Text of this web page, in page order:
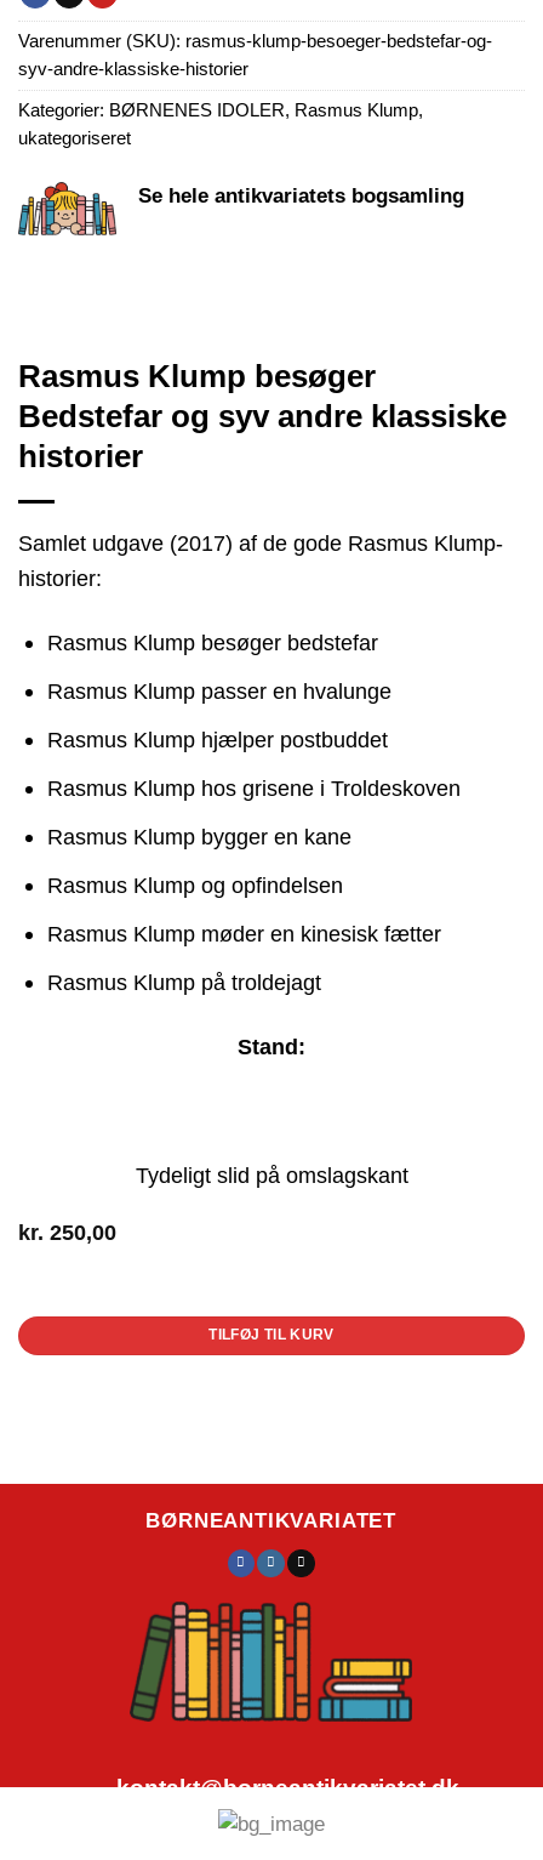
Varenummer (SKU): rasmus-klump-besoeger-bedstefar-og-
syv-andre-klassiske-historier
Kategorier: BØRNENES IDOLER, Rasmus Klump,
ukategoriseret
Se hele antikvariatets bogsamling
Rasmus Klump besøger
Bedstefar og syv andre klassiske
historier
Samlet udgave (2017) af de gode Rasmus Klump-
historier:
Rasmus Klump besøger bedstefar
Rasmus Klump passer en hvalunge
Rasmus Klump hjælper postbuddet
Rasmus Klump hos grisene i Troldeskoven
Rasmus Klump bygger en kane
Rasmus Klump og opfindelsen
Rasmus Klump møder en kinesisk fætter
Rasmus Klump på troldejagt
Stand:
Tydeligt slid på omslagskant
kr. 250,00
TILFØJ TIL KURV
BØRNEANTIKVARIATET
kontakt@borneantikvariatet.dk